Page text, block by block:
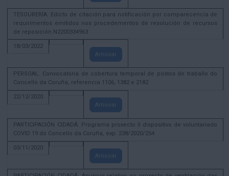
TESOURERÍA. Edicto de citación para notificación por comparecencia de
requirimentos emitidos nos procedementos de resolución de recursos
de reposición N2200334963
18/03/2022
Amosar
PERSOAL. Convocatoria de cobertura temporal de postos de traballo do
Concello da Coruña, referencia 1106, 1382 e 2182
22/12/2020
Amosar
PARTICIPACIÓN CIDADÁ. Programa proxecto II dispositivo de voluntariado
COVID 19 do Concello da Coruña, exp. 238/2020/254
03/11/2020
Amosar